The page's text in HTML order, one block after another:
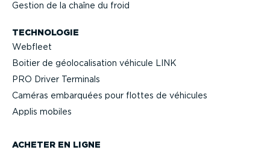
Gestion de la chaîne du froid
TECHNOLOGIE
Webfleet
Boitier de géolo­ca­li­sation véhicule LINK
PRO Driver Terminals
Caméras embarquées pour flottes de véhicules
Applis mobiles
ACHETER EN LIGNE